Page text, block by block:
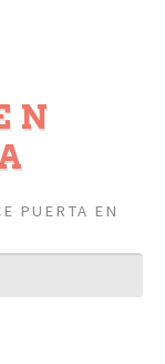
PUERTA EN